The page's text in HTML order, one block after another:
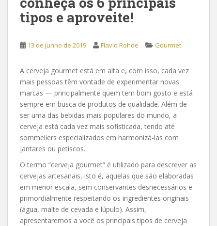
tipos e aproveite!
13 de junho de 2019 Flavio Rohde Gourmet
A cerveja gourmet está em alta e, com isso, cada vez
mais pessoas têm vontade de experimentar novas
marcas — principalmente quem tem bom gosto e está
sempre em busca de produtos de qualidade. Além de
ser uma das bebidas mais populares do mundo, a
cerveja está cada vez mais sofisticada, tendo até
sommeliers especializados em harmonizá-las com
jantares ou petiscos.
O termo “cerveja gourmet” é utilizado para descrever as
cervejas artesanais, isto é, aquelas que são elaboradas
em menor escala, sem conservantes desnecessários e
primordialmente respeitando os ingredientes originais
(água, malte de cevada e lúpulo). Assim,
apresentaremos a você os principais tipos de cerveja